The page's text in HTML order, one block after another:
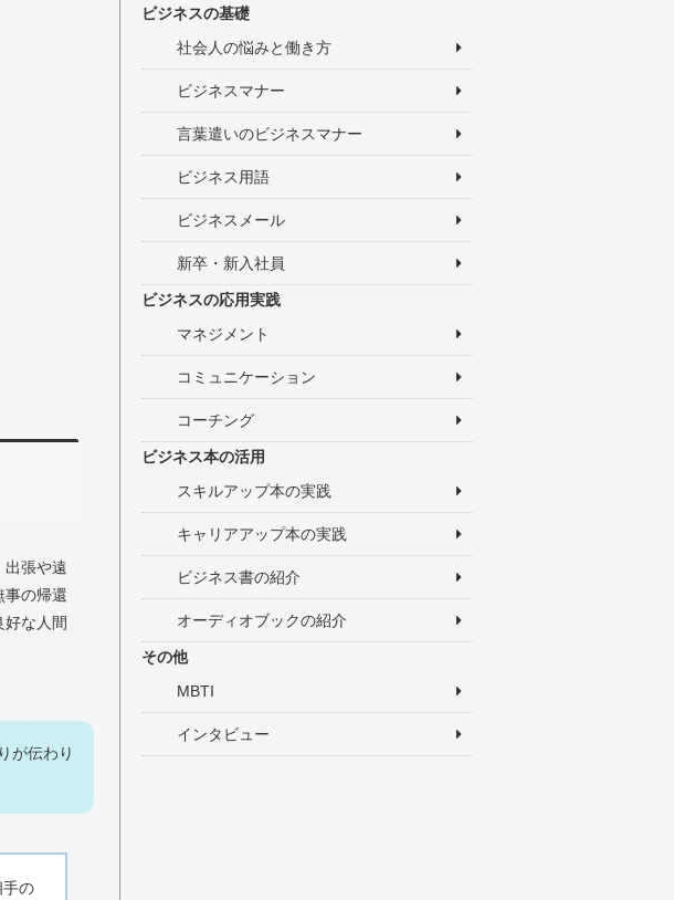
出張や遠
事の帰還
な人間
が伝わり
の
ビジネスの基礎
社会人の悩みと働き方
ビジネスマナー
言葉遣いのビジネスマナー
ビジネス用語
ビジネスメール
新卒・新入社員
ビジネスの応用実践
マネジメント
コミュニケーション
コーチング
ビジネス本の活用
スキルアップ本の実践
キャリアアップ本の実践
ビジネス書の紹介
オーディオブックの紹介
その他
MBTI
インタビュー